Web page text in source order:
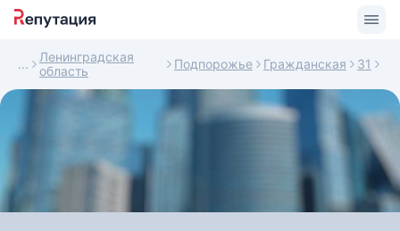
Ленинградская
область
Подпорожье Гражданская 31